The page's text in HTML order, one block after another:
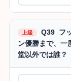
上級
Q39 フ
ン優勝まで、一
堂以外では誰？